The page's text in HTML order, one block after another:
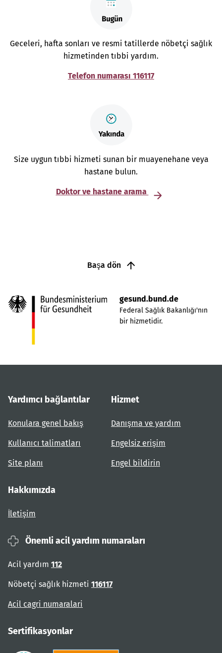
Geceleri, hafta sonları ve resmi tatillerde nöbetçi sağlık
hizmetinden tıbbi yardım.
Telefon numarası 116117
Size uygun tıbbi hizmeti sunan bir muayenehane veya
hastane bulun.
Doktor ve hastane arama
Başa dön
gesund.bund.de
Federal Sağlık Bakanlığı'nın
bir hizmetidir.
Yardımcı bağlantılar
Konulara genel bakış
Kullanıcı talimatları
Site planı
Hizmet
Danışma ve yardım
Engelsiz erişim
Engel bildirin
Hakkımızda
İletişim
Önemli acil yardım numaraları
Acil yardım 112
Nöbetçi sağlık hizmeti 116117
Acil cagri numaralari
Sertifikasyonlar